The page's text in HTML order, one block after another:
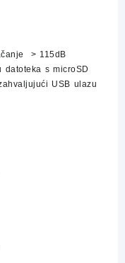
> 115dB
datoteka s microSD
USB ulazu